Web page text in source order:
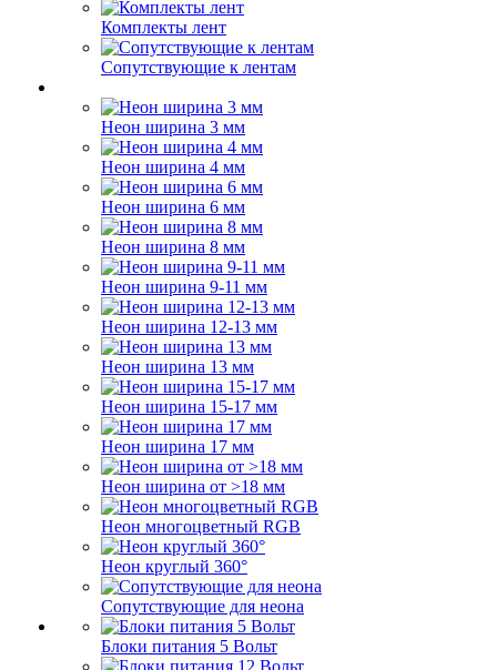
Комплекты лент
Сопутствующие к лентам
Неон ширина 3 мм
Неон ширина 4 мм
Неон ширина 6 мм
Неон ширина 8 мм
Неон ширина 9-11 мм
Неон ширина 12-13 мм
Неон ширина 13 мм
Неон ширина 15-17 мм
Неон ширина 17 мм
Неон ширина от >18 мм
Неон многоцветный RGB
Неон круглый 360°
Сопутствующие для неона
Блоки питания 5 Вольт